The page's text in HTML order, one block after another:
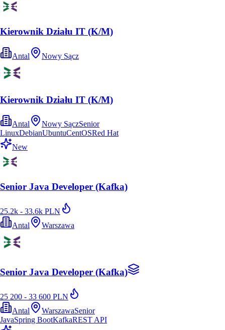
Kierownik Działu IT (K/M)
Antal Nowy Sącz
Kierownik Działu IT (K/M)
Antal Nowy SączSenior
LinuxDebianUbuntuCentOSRed Hat
New
Senior Java Developer (Kafka)
25.2k - 33.6k PLN
Antal
Warszawa
Senior Java Developer (Kafka)
25 200 - 33 600 PLN
Antal
WarszawaSenior
JavaSpring BootKafkaREST API